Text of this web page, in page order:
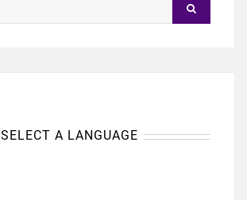
SELECT A LANGUAGE